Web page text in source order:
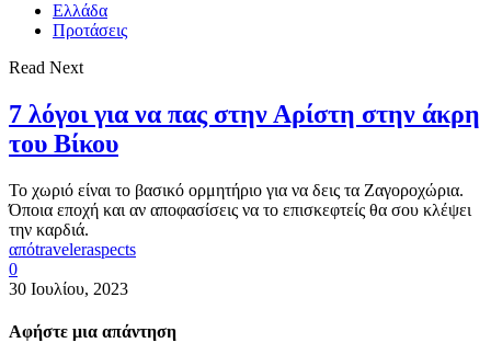
Ελλάδα
Προτάσεις
Read Next
7 λόγοι για να πας στην Αρίστη στην άκρη
του Βίκου
Το χωριό είναι το βασικό ορμητήριο για να δεις τα Ζαγοροχώρια.
Όποια εποχή και αν αποφασίσεις να το επισκεφτείς θα σου κλέψει
την καρδιά.
απόtraveleraspects
0
30 Ιουλίου, 2023
Αφήστε μια απάντηση